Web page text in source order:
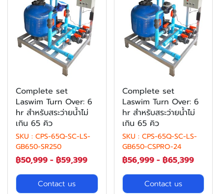
Complete set
Laswim Turn Over: 6
hr สำหรับสระว่ายน้ำไม่
เกิน 65 คิว
SKU : CPS-65Q-SC-LS-
GB650-SR250
฿50,999 - ฿59,399
Contact us
Complete set
Laswim Turn Over: 6
hr สำหรับสระว่ายน้ำไม่
เกิน 65 คิว
SKU : CPS-65Q-SC-LS-
GB650-CSPRO-24
฿56,999- ฿65,399
Contact us